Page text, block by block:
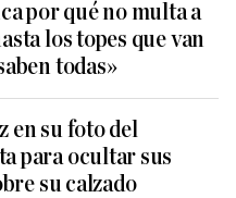
por qué no multa a
los topes que van
todas»
en su foto del
para ocultar sus
su calzado